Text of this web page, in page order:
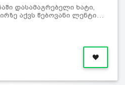
დასამაგრებელი ხატი,
აქვს წებოვანი ლენტი…